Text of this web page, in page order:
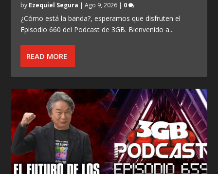
by Ezequiel Segura |Ago 9, 2026 | 0
¿Cómo está la banda?, esperamos que disfruten el
Episodio 660 del Podcast de 3GB. Bienvenido a...
READ MORE